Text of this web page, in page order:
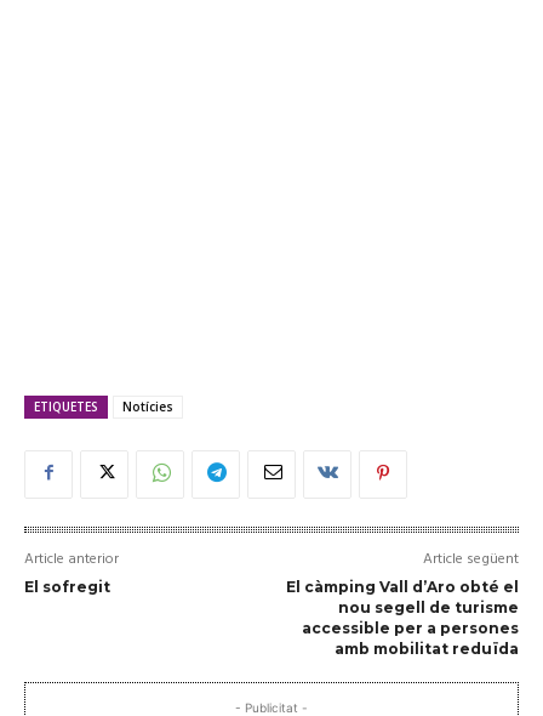
ETIQUETES Notícies
Article anterior
El sofregit
Article següent
El càmping Vall d’Aro obté el
nou segell de turisme
accessible per a persones
amb mobilitat reduïda
- Publicitat -